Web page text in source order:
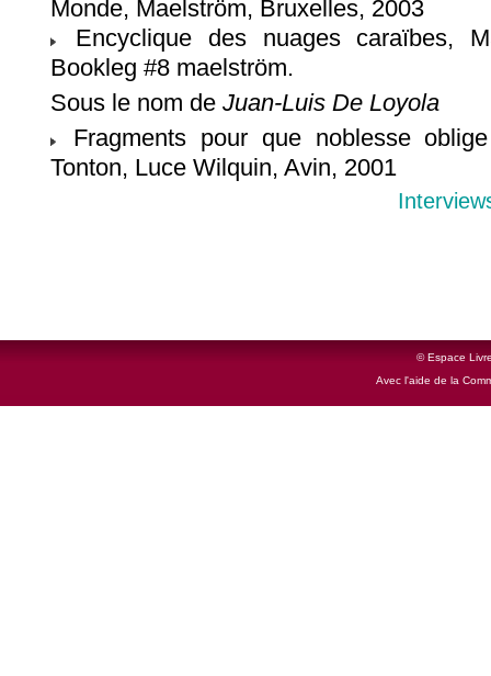
Monde, Maelström, Bruxelles, 2003
Encyclique des nuages caraïbes,
Bookleg #8 maelström.
Sous le nom de Juan-Luis De Loyola
Fragments pour que noblesse
Tonton, Luce Wilquin, Avin, 2001
© Espace
Avec l'aide de la